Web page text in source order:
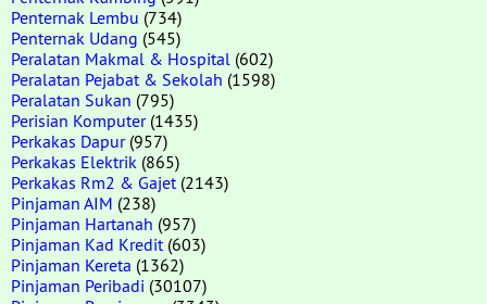
Penternak Lembu (734)
Penternak Udang (545)
Peralatan Makmal & Hospital (602)
Peralatan Pejabat & Sekolah (1598)
Peralatan Sukan (795)
Perisian Komputer(1435)
Perkakas Dapur(957)
Perkakas Elektrik (865)
Perkakas Rm2 & Gajet (2143)
Pinjaman AIM (238)
Pinjaman Hartanah (957)
Pinjaman Kad Kredit (603)
Pinjaman Kereta (1362)
Pinjaman Peribadi (30107)